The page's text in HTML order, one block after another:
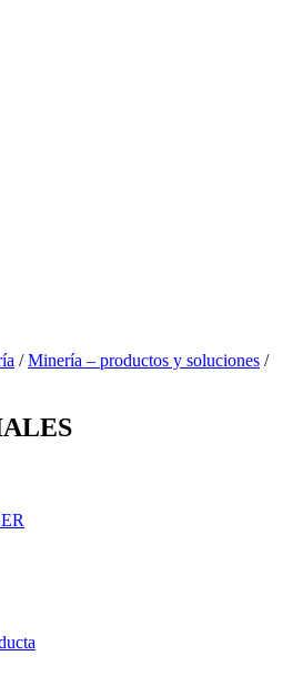
/ Minería – productos y soluciones /